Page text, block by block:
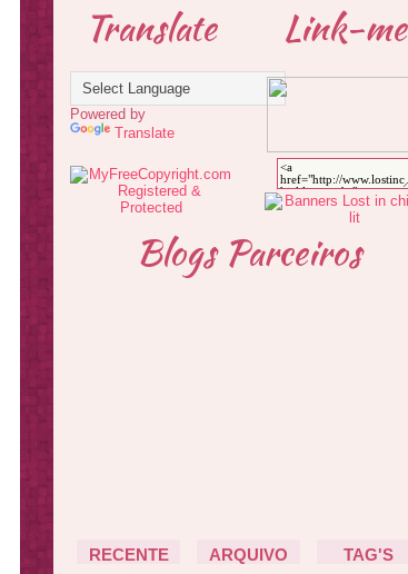
Translate
Powered by
Translate
Link-me
Blogs Parceiros
RECENTE ARQUIVO TAG'S